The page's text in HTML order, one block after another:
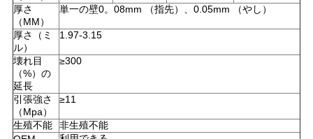
ニ
ュ
ー
ス
厚さ
（MM）
単一の壁0。08mm （指先）、0.05mm （やし）
厚さ（ミ
ル）
1.97-3.15
壊れ目
（%）の
延長
≥300
引張強さ
（Mpa）
≥11
生殖不能
非生殖不能